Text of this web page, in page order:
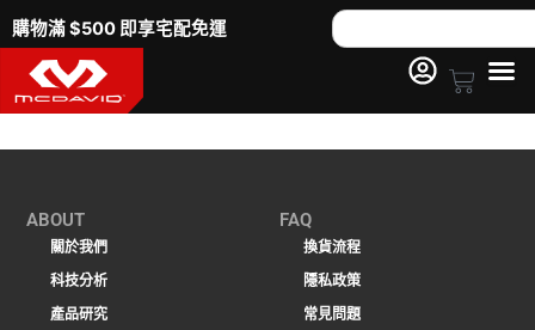
至
要
容
購物滿 $500 即享宅配免運 Search
Cart
ABOUT
關於我們
科技分析
產品研究
FAQ
換貨流程
隱私政策
常見問題